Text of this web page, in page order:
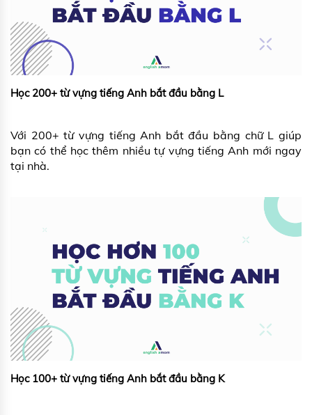
Học 200+ từ vựng tiếng Anh bắt đầu bằng L
Với 200+ từ vựng tiếng Anh bắt đầu bằng chữ L giúp
bạn có thể học thêm nhiều tự vựng tiếng Anh mới ngay
tại nhà.
Học 100+ từ vựng tiếng Anh bắt đầu bằng K